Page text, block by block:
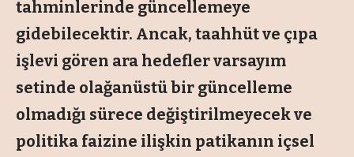
tahminlerinde güncellemeye
gidebilecektir. Ancak, taahhüt ve çıpa
işlevi gören ara hedefler varsayım
setinde olağanüstü bir güncelleme
olmadığı sürece değiştirilmeyecek ve
politika faizine ilişkin patikanın içsel